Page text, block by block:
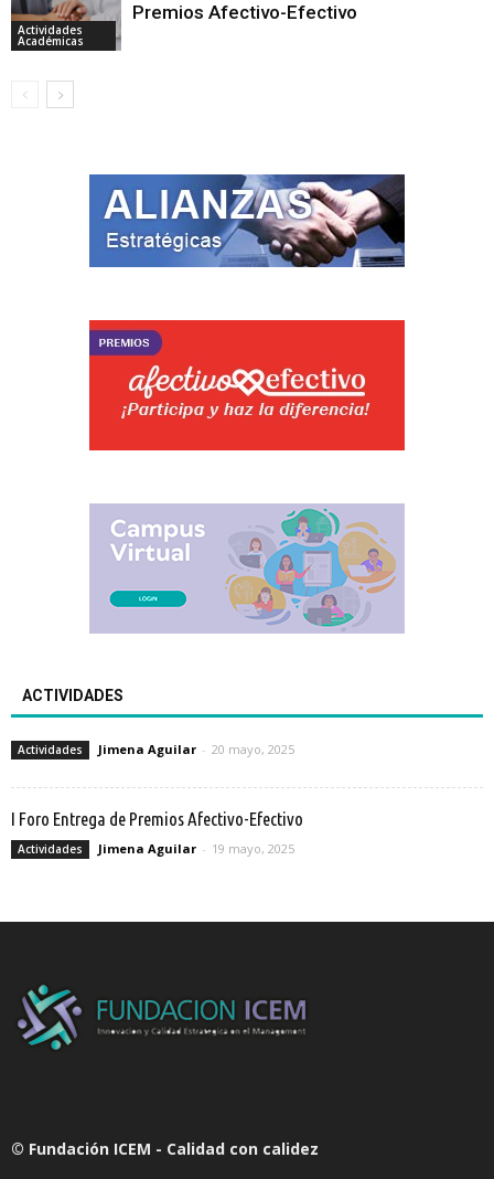
Actividades
Académicas
Premios Afectivo-Efectivo
ACTIVIDADES
Actividades Jimena Aguilar - 20 mayo, 2025
I Foro Entrega de Premios Afectivo-Efectivo
Actividades Jimena Aguilar - 19 mayo, 2025
© Fundación ICEM - Calidad con calidez